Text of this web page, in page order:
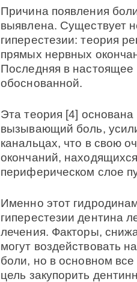
Причина появления
выявлена. Существует
гиперестезии: теория
прямых нервных
Последняя в настоящее
обоснованной.
Эта теория [4]
вызывающий боль,
канальцах, что в свою
окончаний,
периферическом слое
Именно этот
гиперестезии дентина
лечения. Факторы,
могут воздействовать
боли, но в основном
цель закупорить